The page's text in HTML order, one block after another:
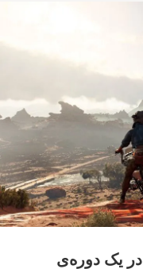
چرا بازی Star Wars Outlaws در یک دوره‌ی